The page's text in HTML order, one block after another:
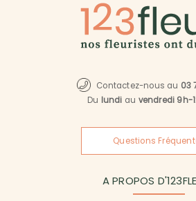
Contactez-nous au 03
Du lundi au vendredi 9h-
Questions
A PROPOS